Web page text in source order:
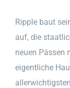
Ripple baut
auf, die
neuen Pässen
eigentliche